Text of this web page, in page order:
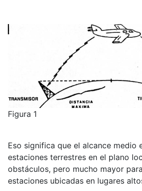
Figura 1
Eso significa que el alcance medio
estaciones terrestres en el plano
obstáculos, pero mucho mayor
estaciones ubicadas en lugares